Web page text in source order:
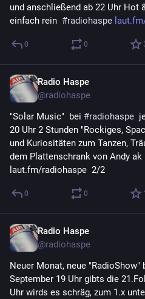
und anschließend ab 22 Uhr Hot
einfach rein #radiohaspe
0 0
Radio Haspe
@radiohaspe
"Solar Music"  bei #radiohaspe
20 Uhr 2 Stunden "Rockiges,
und Kuriositäten zum Tanzen,
dem Plattenschrank von Andy ak
laut.fm/radiohaspe  2/2
0 0 1
Radio Haspe
@radiohaspe
Neuer Monat, neue "RadioShow"
September 19 Uhr gibts die
Uhr wirds es schräg, zum 1.x